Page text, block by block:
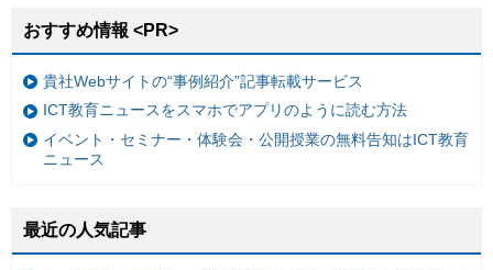
おすすめ情報 <PR>
貴社Webサイトの“事例紹介”記事転載サービス
ICT教育ニュースをスマホでアプリのように読む方法
イベント・セミナー・体験会・公開授業の無料告知はICT教育
ニュース
最近の人気記事